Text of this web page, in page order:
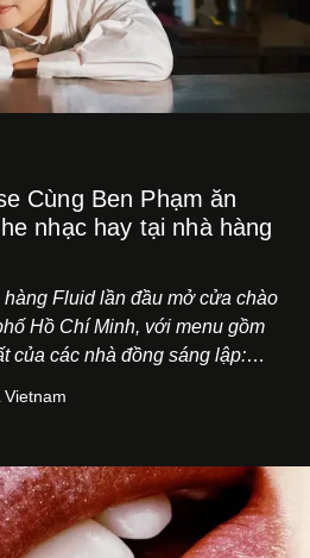
Cùng Ben Phạm ăn
nhạc hay tại nhà hàng
Fluid lần đầu mở cửa chào
Hồ Chí Minh, với menu gồm
của các nhà đồng sáng lập:
Âu nhanh chóng được yêu thích
khách.